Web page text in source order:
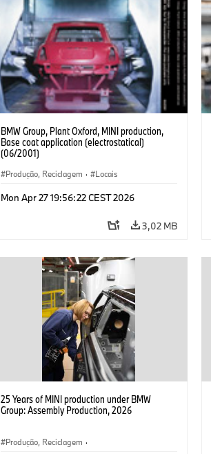
BMW Group, Plant Oxford, MINI production,
Base coat application (electrostatical)
(06/2001)
Produção, Reciclagem · Locais
Mon Apr 27 19:56:22 CEST 2026
3,02 MB
25 Years of MINI production under BMW
Group: Assembly Production, 2026
Produção, Reciclagem ·